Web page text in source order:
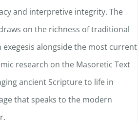
and interpretive integrity. The
on the richness of traditional
exegesis alongside the most current
research on the Masoretic Text
ancient Scripture to life in
that speaks to the modern